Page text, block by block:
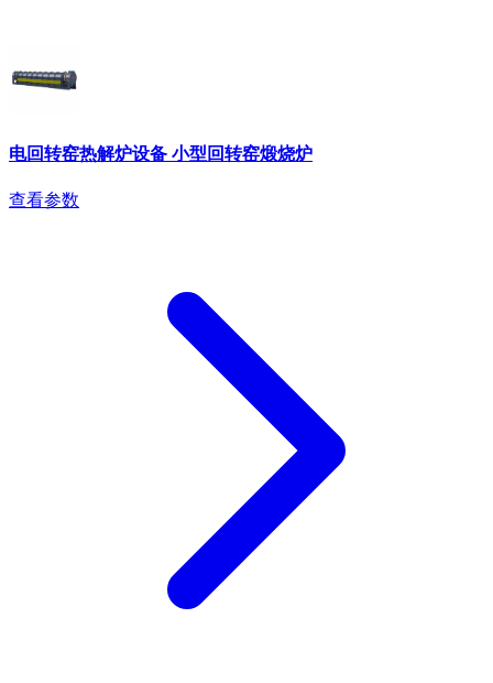
电回转窑热解炉设备 小型回转窑煅烧炉
查看参数